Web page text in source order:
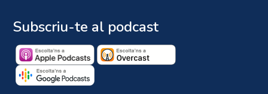
Subscriu-te al podcast